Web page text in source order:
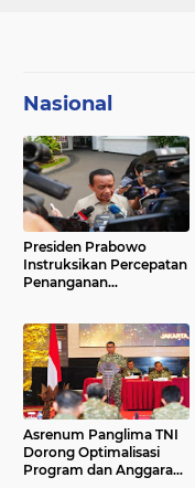
Nasional
Presiden Prabowo
Instruksikan Percepatan
Penanganan
BBM
Asrenum Panglima TNI
Dorong Optimalisasi
Program dan Anggaran